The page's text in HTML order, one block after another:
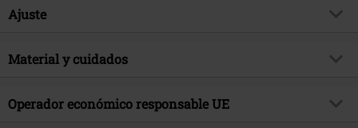
Exclusivo
Fecha de lanzamiento
4/5/24
Tipo de producto
Detalles
Bolsillos
Bolsillo del pecho cosido, Con
Ajuste
Largo (de la ropa)
Material y cuidados
Material Externo
100% algodón
Operador económico responsable UE